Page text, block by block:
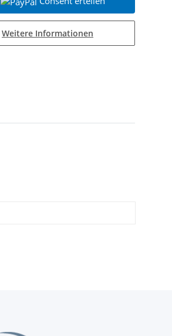
Weitere Informationen